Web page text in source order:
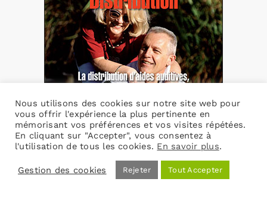
15,00€ TVA incluse
Nous utilisons des cookies sur notre site web pour
vous offrir l'expérience la plus pertinente en
mémorisant vos préférences et vos visites répétées.
En cliquant sur "Accepter", vous consentez à
l'utilisation de tous les cookies. En savoir plus.
Gestion des cookies Rejeter Tout Accepter